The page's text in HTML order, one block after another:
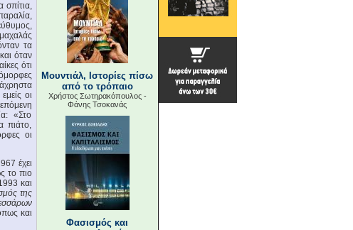
σπίτια,
τα
όταν
ότι
οι
«Στο
πιάτο,
οι
έχει
το πιο
και
της
και
Μουντιάλ, Ιστορίες πίσω
από το τρόπαιο
Χρήστος Σωτηρακόπουλος -
Φάνης Τσοκανάς
Φασισμός και